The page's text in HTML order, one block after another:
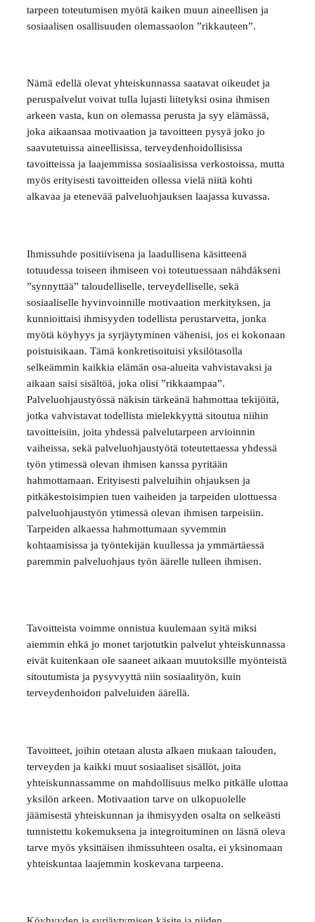
tarpeen toteutumisen myötä kaiken muun aineellisen ja
sosiaalisen osallisuuden olemassaolon ”rikkauteen”.
Nämä edellä olevat yhteiskunnassa saatavat oikeudet ja
peruspalvelut voivat tulla lujasti liitetyksi osina ihmisen
arkeen vasta, kun on olemassa perusta ja syy elämässä,
joka aikaansaa motivaation ja tavoitteen pysyä joko jo
saavutetuissa aineellisissa, terveydenhoidollisissa
tavoitteissa ja laajemmissa sosiaalisissa verkostoissa, mutta
myös erityisesti tavoitteiden ollessa vielä niitä kohti
alkavaa ja etenevää palveluohjauksen laajassa kuvassa.
Ihmissuhde positiivisena ja laadullisena käsitteenä
totuudessa toiseen ihmiseen voi toteutuessaan nähdäkseni
”synnyttää” taloudelliselle, terveydelliselle, sekä
sosiaaliselle hyvinvoinnille motivaation merkityksen, ja
kunnioittaisi ihmisyyden todellista perustarvetta, jonka
myötä köyhyys ja syrjäytyminen vähenisi, jos ei kokonaan
poistuisikaan. Tämä konkretisoituisi yksilötasolla
selkeämmin kaikkia elämän osa-alueita vahvistavaksi ja
aikaan saisi sisältöä, joka olisi ”rikkaampaa”.
Palveluohjaustyössä näkisin tärkeänä hahmottaa tekijöitä,
jotka vahvistavat todellista mielekkyyttä sitoutua niihin
tavoitteisiin, joita yhdessä palvelutarpeen arvioinnin
vaiheissa, sekä palveluohjaustyötä toteutettaessa yhdessä
työn ytimessä olevan ihmisen kanssa pyritään
hahmottamaan. Erityisesti palveluihin ohjauksen ja
pitkäkestoisimpien tuen vaiheiden ja tarpeiden ulottuessa
palveluohjaustyön ytimessä olevan ihmisen tarpeisiin.
Tarpeiden alkaessa hahmottumaan syvemmin
kohtaamisissa ja työntekijän kuullessa ja ymmärtäessä
paremmin palveluohjaus työn äärelle tulleen ihmisen.
Tavoitteista voimme onnistua kuulemaan syitä miksi
aiemmin ehkä jo monet tarjotutkin palvelut yhteiskunnassa
eivät kuitenkaan ole saaneet aikaan muutoksille myönteistä
sitoutumista ja pysyvyyttä niin sosiaalityön, kuin
terveydenhoidon palveluiden äärellä.
Tavoitteet, joihin otetaan alusta alkaen mukaan talouden,
terveyden ja kaikki muut sosiaaliset sisällöt, joita
yhteiskunnassamme on mahdollisuus melko pitkälle ulottaa
yksilön arkeen. Motivaation tarve on ulkopuolelle
jäämisestä yhteiskunnan ja ihmisyyden osalta on selkeästi
tunnistettu kokemuksena ja integroituminen on läsnä oleva
tarve myös yksittäisen ihmissuhteen osalta, ei yksinomaan
yhteiskuntaa laajemmin koskevana tarpeena.